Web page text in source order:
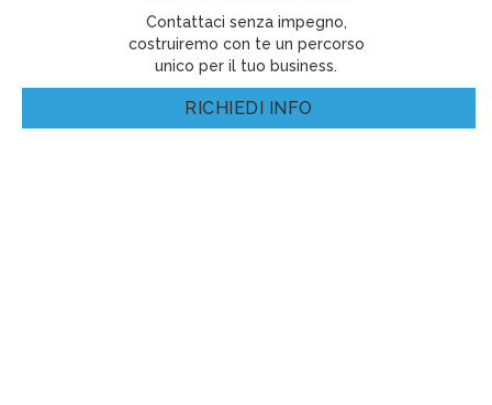
Contattaci senza impegno,
costruiremo con te un percorso
unico per il tuo business.
RICHIEDI INFO